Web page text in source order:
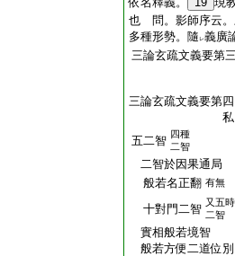
也 問。影師序云
多種形勢。隨 レ義廣
三論玄疏文義要第
三論玄疏文義要第四
私
五二智 四種
二智
二智於因果通局
般若名正翻 有無
十對門二智 又五時
二智
實相般若境智
般若方便二道位別